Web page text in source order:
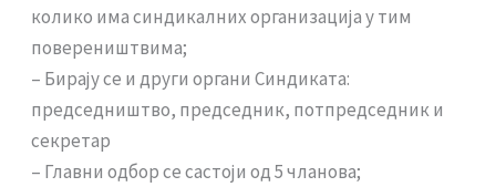
колико има синдикалних организација у тим
повереништвима;
– Бирају се и други органи Синдиката:
председништво, председник, потпредседник и
секретар
– Главни одбор се састоји од 5 чланова;